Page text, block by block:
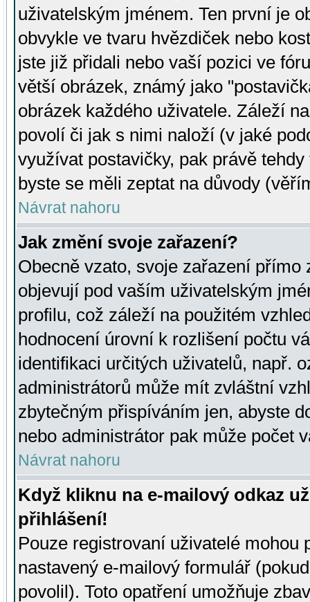
uživatelským jménem. Ten první je
obvykle ve tvaru hvězdiček nebo
jste již přidali nebo vaší pozici ve
větší obrázek, známý jako
obrázek každého uživatele. Záleží
povolí či jak s nimi naloží (v jaké
využívat postavičky, pak právě
byste se měli zeptat na důvody
Návrat nahoru
Jak změní svoje zařazení?
Obecně vzato, svoje zařazení přímo
objevují pod vaším uživatelským
profilu, což záleží na použitém
hodnocení úrovní k rozlišení počtu
identifikaci určitých uživatelů, např.
administrátorů může mít zvláštní
zbytečným přispíváním jen, abyste
nebo administrátor pak může počet
Návrat nahoru
Když kliknu na e-mailový odkaz
přihlášení!
Pouze registrovaní uživatelé mohou
nastavený e-mailový formulář
povolil). Toto opatření umožňuje